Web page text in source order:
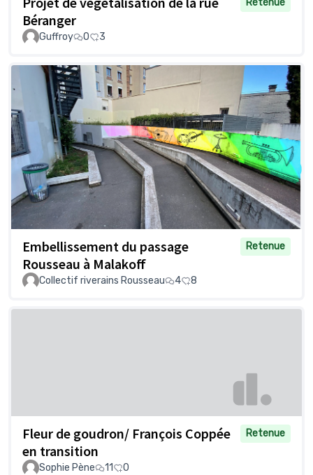
Béranger
Retenue
Guffroy 0 3
Embellissement du passage
Rousseau à Malakoff
Retenue
Collectif riverains Rousseau 4 8
Fleur de goudron/ François Coppée
en transition
Retenue
Sophie Pène 11 0